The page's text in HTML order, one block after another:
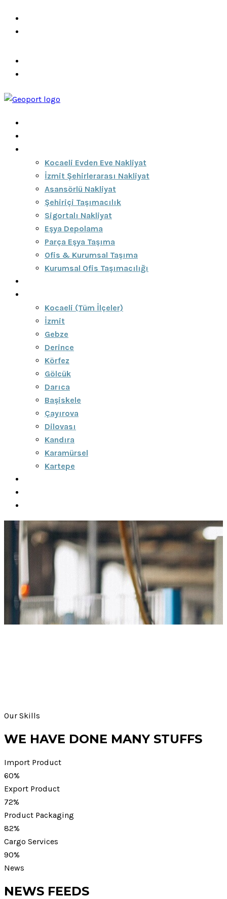
Kocaeli Evden Eve Nakliyat
İzmit Şehirlerarası Nakliyat
Asansörlü Nakliyat
Şehiriçi Taşımacılık
Sigortalı Nakliyat
Eşya Depolama
Parça Eşya Taşıma
Ofis & Kurumsal Taşıma
Kurumsal Ofis Taşımacılığı
Kocaeli (Tüm İlçeler)
İzmit
Gebze
Derince
Körfez
Gölcük
Darıca
Başiskele
Çayırova
Dilovası
Kandıra
Karamürsel
Kartepe
Our Skills
WE HAVE DONE MANY STUFFS
Import Product
60%
Export Product
72%
Product Packaging
82%
Cargo Services
90%
News
NEWS FEEDS